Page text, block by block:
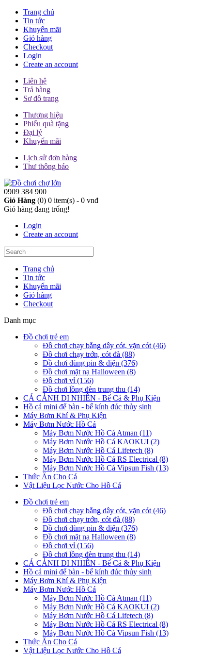
Trang chủ
Tin tức
Khuyến mãi
Giỏ hàng
Checkout
Login
Create an account
Liên hệ
Trả hàng
Sơ đồ trang
Thương hiệu
Phiếu quà tặng
Đại lý
Khuyến mãi
Lịch sử đơn hàng
Thư thông báo
0909 384 900
Giỏ Hàng (0) 0 item(s) - 0 vnđ
Giỏ hàng đang trống!
Login
Create an account
Trang chủ
Tin tức
Khuyến mãi
Giỏ hàng
Checkout
Danh mục
Đồ chơi trẻ em
Đồ chơi chạy bằng dây cót, vặn cót (46)
Đồ chơi chạy trớn, cót đà (88)
Đồ chơi dùng pin & điện (376)
Đồ chơi mặt nạ Halloween (8)
Đồ chơi vỉ (156)
Đồ chơi lồng đèn trung thu (14)
CÁ CẢNH DI NHIÊN - Bể Cá & Phụ Kiện
Hồ cá mini để bàn - bể kính đúc thủy sinh
Máy Bơm Khí & Phụ Kiện
Máy Bơm Nước Hồ Cá
Máy Bơm Nước Hồ Cá Atman (11)
Máy Bơm Nước Hồ Cá KAOKUI (2)
Máy Bơm Nước Hồ Cá Lifetech (8)
Máy Bơm Nước Hồ Cá RS Electrical (8)
Máy Bơm Nước Hồ Cá Vipsun Fish (13)
Thức Ăn Cho Cá
Vật Liệu Lọc Nước Cho Hồ Cá
Đồ chơi trẻ em
Đồ chơi chạy bằng dây cót, vặn cót (46)
Đồ chơi chạy trớn, cót đà (88)
Đồ chơi dùng pin & điện (376)
Đồ chơi mặt nạ Halloween (8)
Đồ chơi vỉ (156)
Đồ chơi lồng đèn trung thu (14)
CÁ CẢNH DI NHIÊN - Bể Cá & Phụ Kiện
Hồ cá mini để bàn - bể kính đúc thủy sinh
Máy Bơm Khí & Phụ Kiện
Máy Bơm Nước Hồ Cá
Máy Bơm Nước Hồ Cá Atman (11)
Máy Bơm Nước Hồ Cá KAOKUI (2)
Máy Bơm Nước Hồ Cá Lifetech (8)
Máy Bơm Nước Hồ Cá RS Electrical (8)
Máy Bơm Nước Hồ Cá Vipsun Fish (13)
Thức Ăn Cho Cá
Vật Liệu Lọc Nước Cho Hồ Cá